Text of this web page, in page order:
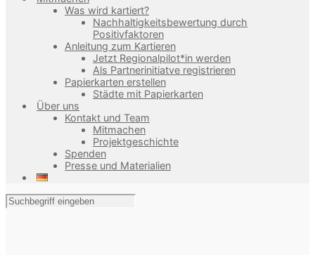
Was wird kartiert?
Nachhaltigkeitsbewertung durch
Positivfaktoren
Anleitung zum Kartieren
Jetzt Regionalpilot*in werden
Als Partnerinitiatve registrieren
Papierkarten erstellen
Städte mit Papierkarten
Über uns
Kontakt und Team
Mitmachen
Projektgeschichte
Spenden
Presse und Materialien